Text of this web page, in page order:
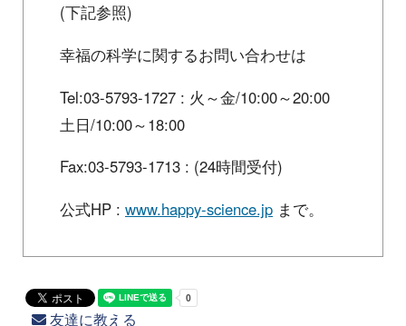
(下記参照)
幸福の科学に関するお問い合わせは
Tel:03-5793-1727 : 火～金/10:00～20:00
土日/10:00～18:00
Fax:03-5793-1713 : (24時間受付)
公式HP : www.happy-science.jp まで。
友達に教える